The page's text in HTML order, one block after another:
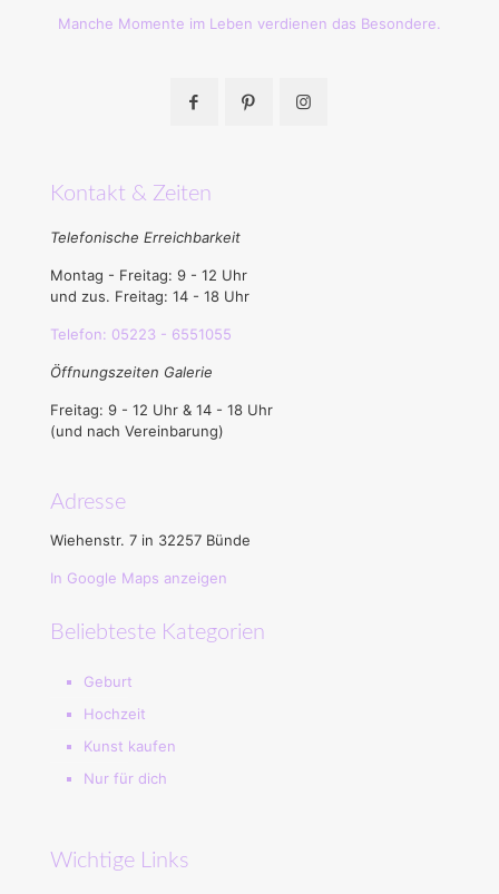
Manche Momente im Leben verdienen das Besondere.
Kontakt & Zeiten
Telefonische Erreichbarkeit
Montag - Freitag: 9 - 12 Uhr
und zus. Freitag: 14 - 18 Uhr
Telefon: 05223 - 6551055
Öffnungszeiten Galerie
Freitag: 9 - 12 Uhr & 14 - 18 Uhr
(und nach Vereinbarung)
Adresse
Wiehenstr. 7 in 32257 Bünde
In Google Maps anzeigen
Beliebteste Kategorien
Geburt
Hochzeit
Kunst kaufen
Nur für dich
Wichtige Links